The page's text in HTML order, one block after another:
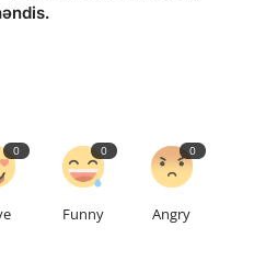
0 0
Funny
0
Angry